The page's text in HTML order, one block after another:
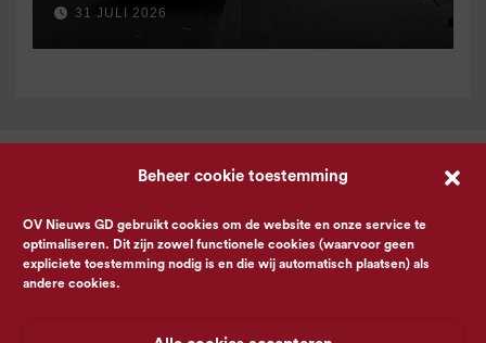
Beheer cookie toestemming
OV Nieuws GD gebruikt cookies om de website en onze service te
optimaliseren. Dit zijn zowel functionele cookies (waarvoor geen
expliciete toestemming nodig is en die wij automatisch plaatsen) als
andere cookies.
31 JULI 2026